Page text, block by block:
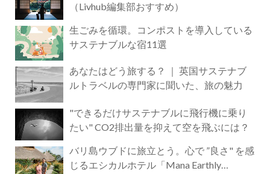
（Livhub編集部おすすめ）
生ごみを循環。コンポストを導入している
サステナブルな宿11選
あなたはどう旅する？ ｜ 英国サステナブ
ルトラベルの専門家に聞いた、旅の魅力
"できるだけサステナブルに飛行機に乗り
たい" CO2排出量を抑えて空を飛ぶには？
バリ島ウブドに旅立とう。心で ”良さ" を感
じるエシカルホテル「Mana Earthly